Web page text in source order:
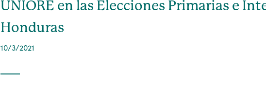
UNIORE en las Elecciones Primarias e
Honduras
10/3/2021